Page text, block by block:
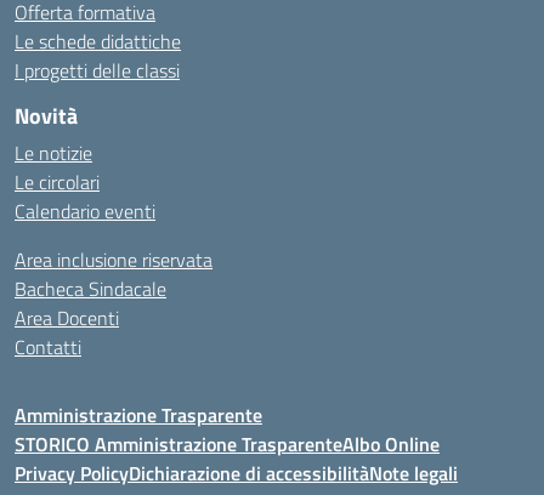
Offerta formativa
Le schede didattiche
I progetti delle classi
Novità
Le notizie
Le circolari
Calendario eventi
Area inclusione riservata
Bacheca Sindacale
Area Docenti
Contatti
Amministrazione Trasparente
STORICO Amministrazione TrasparenteAlbo Online
Privacy PolicyDichiarazione di accessibilitàNote legali